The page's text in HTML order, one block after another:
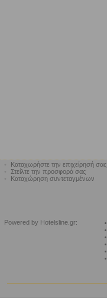
Καταχωρήστε την επιχείρησή σας
Στείλτε την προσφορά σας
Καταχώρηση συντεταγμένων
Powered by Hotelsline.gr: